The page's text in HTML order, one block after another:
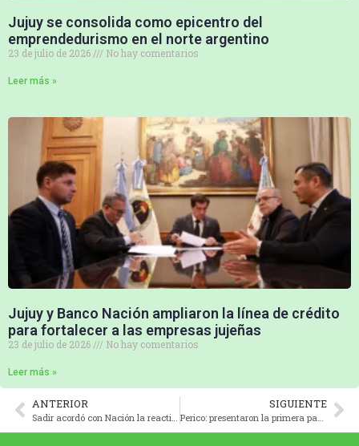
Jujuy se consolida como epicentro del
emprendedurismo en el norte argentino
23 de julio de 2026 No hay comentarios
Leer más »
Jujuy y Banco Nación ampliaron la línea de crédito
para fortalecer a las empresas jujeñas
23 de julio de 2026 No hay comentarios
Leer más »
ANTERIOR SIGUIENTE